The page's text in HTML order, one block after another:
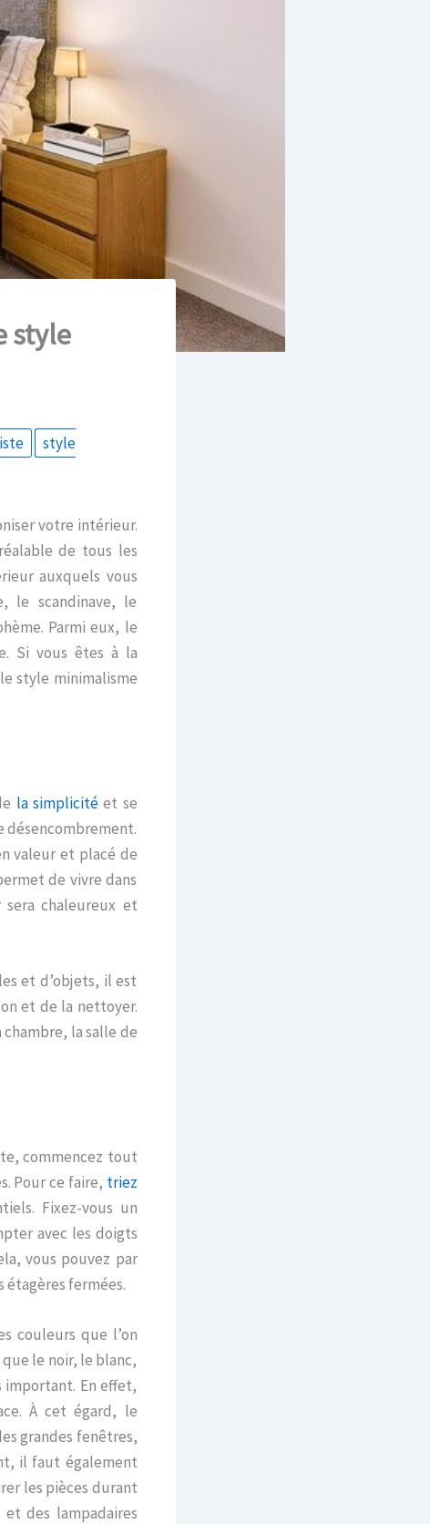
style
style
votre intérieur.
de tous les
auxquels vous
le scandinave, le
Parmi eux, le
Si vous êtes à la
style minimalisme
la simplicitéet se
désencombrement.
valeur et placé de
de vivre dans
chaleureux et
et d’objets, il est
et de la nettoyer.
la salle de
commencez tout
Pour ce faire, triez
Fixez-vous un
avec les doigts
vous pouvez par
étagères fermées.
couleurs que l’on
le noir, le blanc,
En effet,
À cet égard, le
grandes fenêtres,
il faut également
les pièces durant
des lampadaires